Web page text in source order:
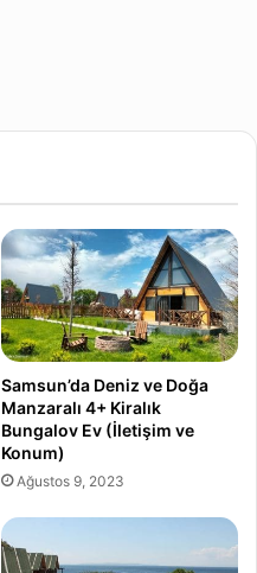
Samsun’da Deniz ve Doğa
Manzaralı 4+ Kiralık
Bungalov Ev (İletişim ve
Konum)
Ağustos 9, 2023